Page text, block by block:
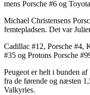
mens Porsche #6 og
Michael Christensens
femtepladsen. Det var
Cadillac #12, Porsche #4,
#35 og Protons Porsche
Peugeot er helt i bunden
fra de førende og næsten
Valkyries.